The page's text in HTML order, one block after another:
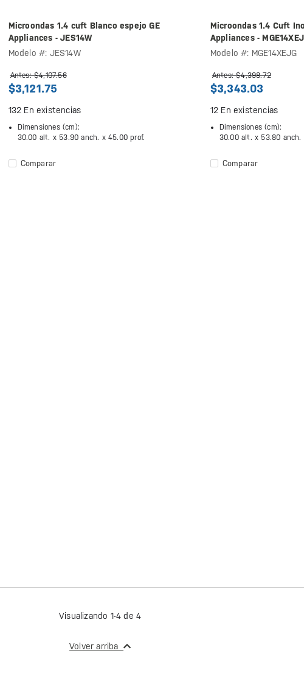
Microondas 1.4 cuft Blanco espejo GE
Appliances - JES14W
Modelo #: JES14W
Antes: $4,107.56
$3,121.75
132 En existencias
Dimensiones (cm):
30.00 alt. x 53.90 anch. x 45.00 prof.
Comparar
Microondas 1.4 Cuft
Appliances -
Modelo #: MGE14XEJG
Antes: $4,398.72
$3,343.03
12 En existencias
Dimensiones (cm):
30.00 alt. x 53.80
Comparar
Visualizando 1-4 de 4
Volver arriba